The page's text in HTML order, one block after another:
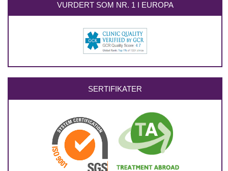
VURDERT SOM NR. 1 I EUROPA
SERTIFIKATER